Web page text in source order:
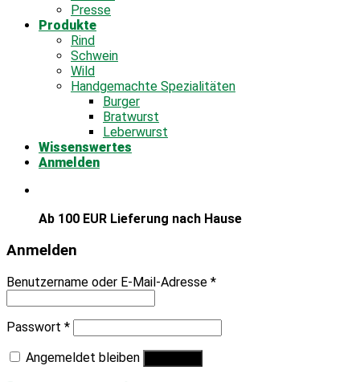
Presse
Produkte
Rind
Schwein
Wild
Handgemachte Spezialitäten
Burger
Bratwurst
Leberwurst
Wissenswertes
Anmelden
Ab 100 EUR Lieferung nach Hause
Anmelden
Benutzername oder E-Mail-Adresse *
Passwort *
Angemeldet bleiben